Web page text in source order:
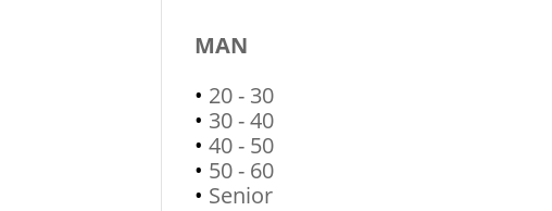
MAN
• 20 - 30
• 30 - 40
•40 - 50
• 50 - 60
• Senior